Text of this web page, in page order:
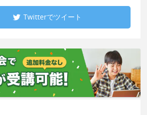
Twitterでツイート